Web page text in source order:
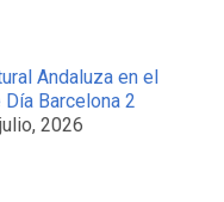
Andaluza en el
Barcelona 2
2026